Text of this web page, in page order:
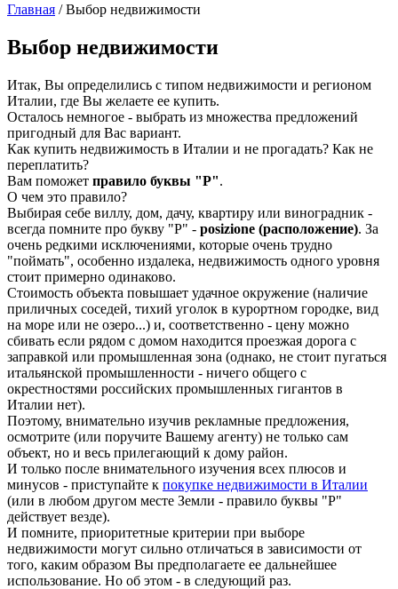
Главная / Выбор недвижимости
Выбор недвижимости
Итак, Вы определились с типом недвижимости и регионом
Италии, где Вы желаете ее купить.
Осталось немногое - выбрать из множества предложений
пригодный для Вас вариант.
Как купить недвижимость в Италии и не прогадать? Как не
переплатить?
Вам поможет правило буквы "P".
О чем это правило?
Выбирая себе виллу, дом, дачу, квартиру или виноградник -
всегда помните про букву "P" - posizione (расположение). За
очень редкими исключениями, которые очень трудно
"поймать", особенно издалека, недвижимость одного уровня
стоит примерно одинаково.
Стоимость объекта повышает удачное окружение (наличие
приличных соседей, тихий уголок в курортном городке, вид
на море или не озеро...) и, соответственно - цену можно
сбивать если рядом с домом находится проезжая дорога с
заправкой или промышленная зона (однако, не стоит пугаться
итальянской промышленности - ничего общего с
окрестностями российских промышленных гигантов в
Италии нет).
Поэтому, внимательно изучив рекламные предложения,
осмотрите (или поручите Вашему агенту) не только сам
объект, но и весь прилегающий к дому район.
И только после внимательного изучения всех плюсов и
минусов - приступайте к покупке недвижимости в Италии
(или в любом другом месте Земли - правило буквы "P"
действует везде).
И помните, приоритетные критерии при выборе
недвижимости могут сильно отличаться в зависимости от
того, каким образом Вы предполагаете ее дальнейшее
использование. Но об этом - в следующий раз.